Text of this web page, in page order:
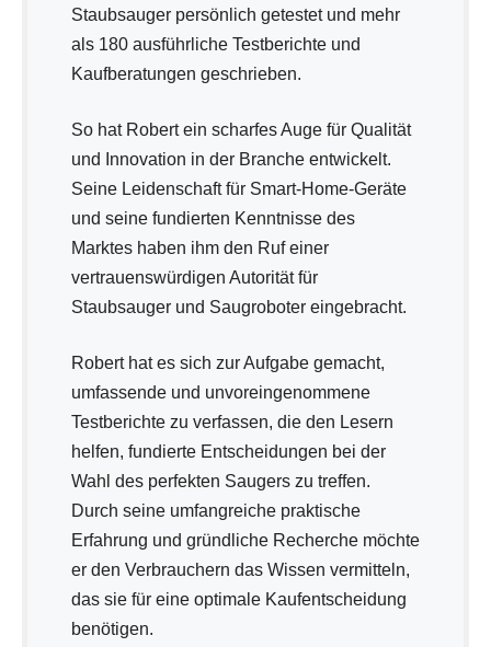
Staubsauger persönlich getestet und mehr
als 180 ausführliche Testberichte und
Kaufberatungen geschrieben.
So hat Robert ein scharfes Auge für Qualität
und Innovation in der Branche entwickelt.
Seine Leidenschaft für Smart-Home-Geräte
und seine fundierten Kenntnisse des
Marktes haben ihm den Ruf einer
vertrauenswürdigen Autorität für
Staubsauger und Saugroboter eingebracht.
Robert hat es sich zur Aufgabe gemacht,
umfassende und unvoreingenommene
Testberichte zu verfassen, die den Lesern
helfen, fundierte Entscheidungen bei der
Wahl des perfekten Saugers zu treffen.
Durch seine umfangreiche praktische
Erfahrung und gründliche Recherche möchte
er den Verbrauchern das Wissen vermitteln,
das sie für eine optimale Kaufentscheidung
benötigen.